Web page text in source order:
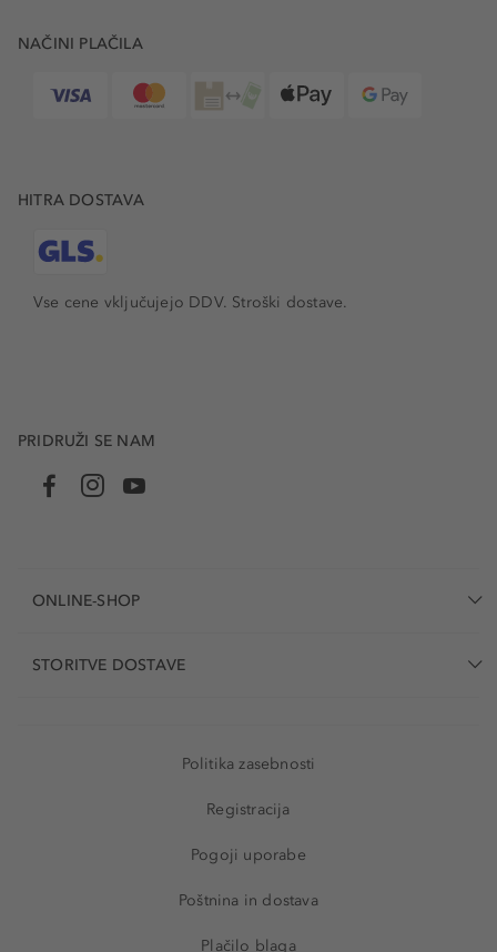
NAČINI PLAČILA
HITRA DOSTAVA
Vse cene vključujejo DDV. Stroški dostave.
PRIDRUŽI SE NAM
ONLINE-SHOP
STORITVE DOSTAVE
Politika zasebnosti
Registracija
Pogoji uporabe
Poštnina in dostava
Plačilo blaga